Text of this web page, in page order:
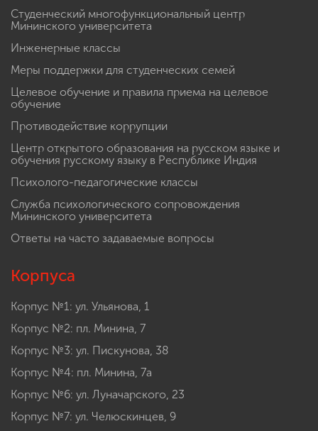
Студенческий многофункциональный центр
Мининского университета
Инженерные классы
Меры поддержки для студенческих семей
Целевое обучение и правила приема на целевое
обучение
Противодействие коррупции
Центр открытого образования на русском языке и
обучения русскому языку в Республике Индия
Психолого-педагогические классы
Служба психологического сопровождения
Мининского университета
Ответы на часто задаваемые вопросы
Корпуса
Корпус №1: ул. Ульянова, 1
Корпус №2: пл. Минина, 7
Корпус №3: ул. Пискунова, 38
Корпус №4: пл. Минина, 7а
Корпус №6: ул. Луначарского, 23
Корпус №7: ул. Челюскинцев, 9